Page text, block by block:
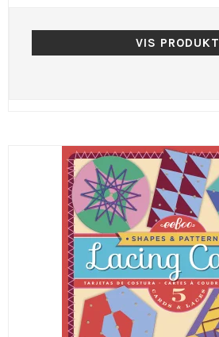
VIS PRODUKT